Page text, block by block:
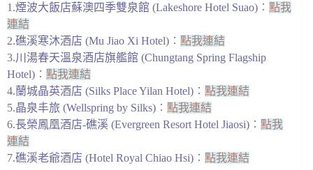
1.煙波大飯店蘇澳四季雙泉館 (Lakeshore Hotel Suao) ︰ 點我
連結
2.礁溪寒沐酒店 (Mu Jiao Xi Hotel) ︰ 點我連結
3.川湯春天溫泉酒店旗艦館 (Chungtang Spring Flagship
Hotel) ︰ 點我連結
4.蘭城晶英酒店 (Silks Place Yilan Hotel) ︰ 點我連結
5.晶泉丰旅 (Wellspring by Silks) ︰ 點我連結
6.長榮鳳凰酒店-礁溪 (Evergreen Resort Hotel Jiaosi) ︰ 點我
連結
7.礁溪老爺酒店 (Hotel Royal Chiao Hsi) ︰ 點我連結